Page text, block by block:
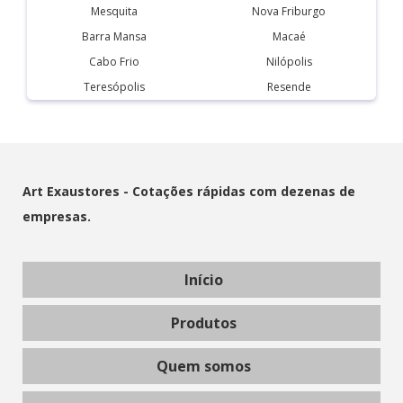
Mesquita
Nova Friburgo
Barra Mansa
Macaé
Cabo Frio
Nilópolis
Teresópolis
Resende
Art Exaustores - Cotações rápidas com dezenas de
empresas.
Início
Produtos
Quem somos